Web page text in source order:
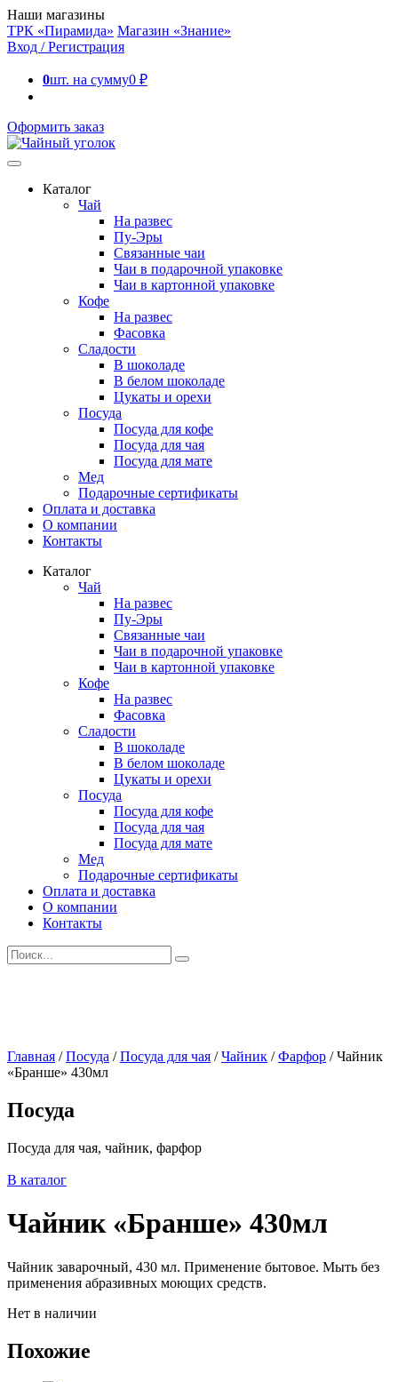
Наши магазины
ТРК «Пирамида» Магазин «Знание»
Вход / Регистрация
0шт. на сумму0 ₽
Оформить заказ
Каталог
Чай
На развес
Пу-Эры
Связанные чаи
Чаи в подарочной упаковке
Чаи в картонной упаковке
Кофе
На развес
Фасовка
Сладости
В шоколаде
В белом шоколаде
Цукаты и орехи
Посуда
Посуда для кофе
Посуда для чая
Посуда для мате
Мед
Подарочные сертификаты
Оплата и доставка
О компании
Контакты
Каталог
Чай
На развес
Пу-Эры
Связанные чаи
Чаи в подарочной упаковке
Чаи в картонной упаковке
Кофе
На развес
Фасовка
Сладости
В шоколаде
В белом шоколаде
Цукаты и орехи
Посуда
Посуда для кофе
Посуда для чая
Посуда для мате
Мед
Подарочные сертификаты
Оплата и доставка
О компании
Контакты
Искать:
Главная /Посуда /Посуда для чая /Чайник /Фарфор /Чайник
«Бранше» 430мл
Посуда
Посуда для чая, чайник, фарфор
В каталог
Чайник «Бранше» 430мл
Чайник заварочный, 430 мл. Применение бытовое. Мыть без
применения абразивных моющих средств.
Нет в наличии
Похожие